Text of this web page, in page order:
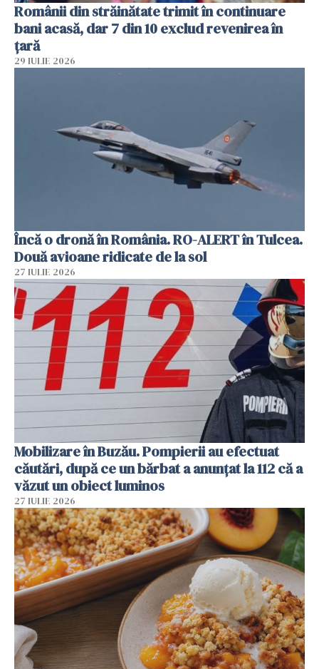
Românii din străinătate trimit în continuare
bani acasă, dar 7 din 10 exclud revenirea în
țară
29 IULIE 2026
Încă o dronă în România. RO-ALERT în Tulcea.
Două avioane ridicate de la sol
27 IULIE 2026
Mobilizare în Buzău. Pompierii au efectuat
căutări, după ce un bărbat a anunțat la 112 că a
văzut un obiect luminos
27 IULIE 2026